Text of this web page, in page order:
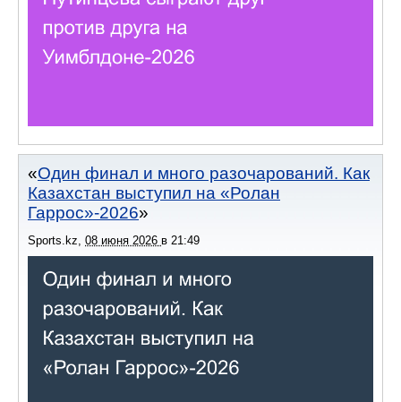
Один финал и много разочарований. Как
Казахстан выступил на «Ролан
Гаррос»-2026
Sports.kz 08 июня 2026 в 21:49